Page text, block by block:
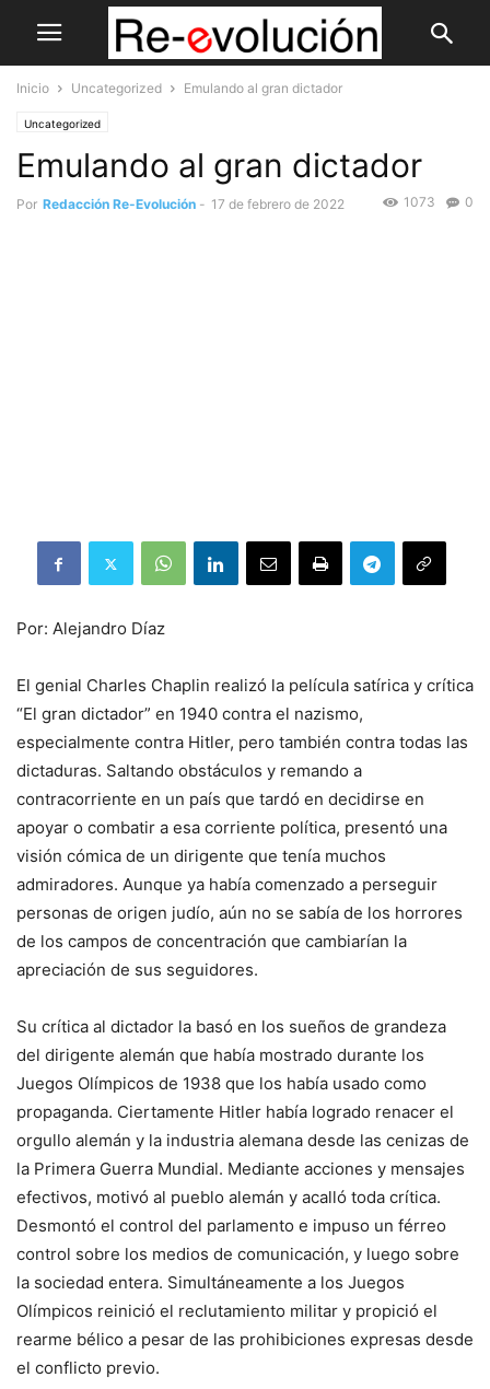
Inicio Uncategorized Emulando al gran dictador
Uncategorized
Emulando al gran dictador
Por Redacción Re-Evolución - 17 de febrero de 2022 0
1073
Por: Alejandro Díaz
El genial Charles Chaplin realizó la película satírica y crítica
“El gran dictador” en 1940 contra el nazismo,
especialmente contra Hitler, pero también contra todas las
dictaduras. Saltando obstáculos y remando a
contracorriente en un país que tardó en decidirse en
apoyar o combatir a esa corriente política, presentó una
visión cómica de un dirigente que tenía muchos
admiradores. Aunque ya había comenzado a perseguir
personas de origen judío, aún no se sabía de los horrores
de los campos de concentración que cambiarían la
apreciación de sus seguidores.
Su crítica al dictador la basó en los sueños de grandeza
del dirigente alemán que había mostrado durante los
Juegos Olímpicos de 1938 que los había usado como
propaganda. Ciertamente Hitler había logrado renacer el
orgullo alemán y la industria alemana desde las cenizas de
la Primera Guerra Mundial. Mediante acciones y mensajes
efectivos, motivó al pueblo alemán y acalló toda crítica.
Desmontó el control del parlamento e impuso un férreo
control sobre los medios de comunicación, y luego sobre
la sociedad entera. Simultáneamente a los Juegos
Olímpicos reinició el reclutamiento militar y propició el
rearme bélico a pesar de las prohibiciones expresas desde
el conflicto previo.